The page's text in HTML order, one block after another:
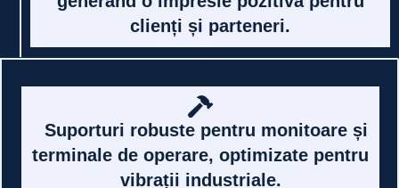
Design elegant care contribuie la
imaginea premium a companiei,
generând o impresie pozitivă pentru
clienți și parteneri.